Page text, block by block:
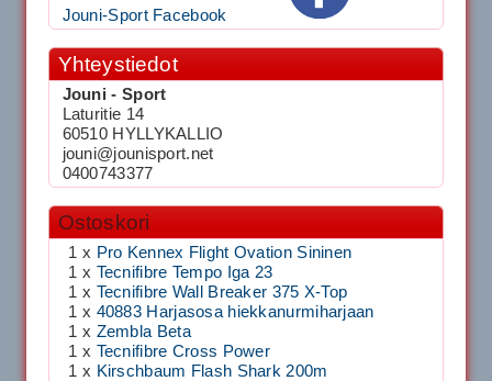
Jouni-Sport Facebook
Yhteystiedot
Jouni - Sport
Laturitie 14
60510 HYLLYKALLIO
jouni@jounisport.net
0400743377
Ostoskori
1 x Pro Kennex Flight Ovation Sininen
1 x Tecnifibre Tempo Iga 23
1 x Tecnifibre Wall Breaker 375 X-Top
1 x 40883 Harjasosa hiekkanurmiharjaan
1 x Zembla Beta
1 x Tecnifibre Cross Power
1 x Kirschbaum Flash Shark 200m